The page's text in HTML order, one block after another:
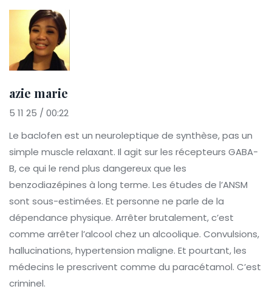
azie marie
5 11 25 / 00:22
Le baclofen est un neuroleptique de synthèse, pas un
simple muscle relaxant. Il agit sur les récepteurs GABA-
B, ce qui le rend plus dangereux que les
benzodiazépines à long terme. Les études de l’ANSM
sont sous-estimées. Et personne ne parle de la
dépendance physique. Arrêter brutalement, c’est
comme arrêter l’alcool chez un alcoolique. Convulsions,
hallucinations, hypertension maligne. Et pourtant, les
médecins le prescrivent comme du paracétamol. C’est
criminel.